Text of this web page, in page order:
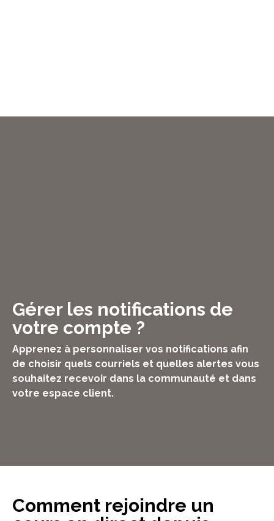
Gérer les notifications de
votre compte ?
Apprenez à personnaliser vos notifications afin
de choisir quels courriels et quelles alertes vous
souhaitez recevoir dans la communauté et dans
votre espace client.
Comment rejoindre un